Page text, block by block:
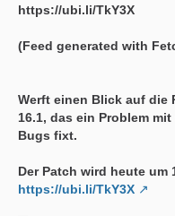
https://ubi.li/TkY3X
(Feed generated with
Werft einen Blick auf die
16.1, das ein Problem
Bugs fixt.
Der Patch wird heute
https://ubi.li/TkY3X